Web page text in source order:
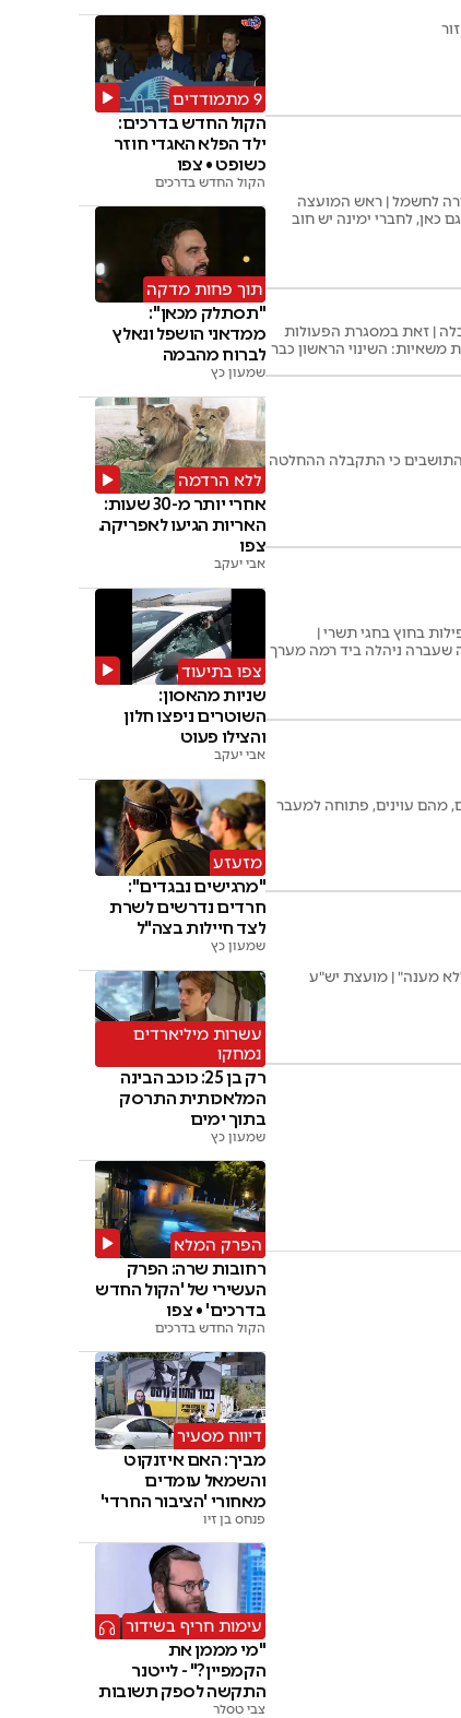
לחשמל | ראש המועצה
לחברי ימינה יש חוב
| זאת במסגרת הפעולות
משאיות: השינוי הראשון כבר
התושבים כי התקבלה ההחלטה
להתארגן לתפילות בחוץ בחגי תשרי |
שעברה ניהלה ביד רמה מערך
הדרך לכפרים הערביים, מהם עוינים, פתוחה למעבר
מענה" | מועצת יש"ע
9 מתמודדים
הקול החדש בדרכים:
ילד הפלא האגדי חוזר
כשופט • צפו
הקול החדש בדרכים
תוך פחות מדקה
"תסתלק מכאן":
ממדאני הושפל ונאלץ
לברוח מהבמה
שמעון כץ
ללא הרדמה
אחרי יותר מ-30 שעות:
האריות הגיעו לאפריקה.
צפו
אבי יעקב
צפו בתיעוד
שניות מהאסון:
השוטרים ניפצו חלון
והצילו פעוט
אבי יעקב
מזעזע
"מרגישים נבגדים":
חרדים נדרשים לשרת
לצד חיילות בצה"ל
שמעון כץ
עשרות מיליארדים
נמחקו
רק בן 25: כוכב הבינה
המלאכותית התרסק
בתוך ימים
שמעון כץ
הפרק המלא
רחובות שרה: הפרק
העשירי של 'הקול החדש
בדרכים' • צפו
הקול החדש בדרכים
דיווח מסעיר
מביך: האם איזנקוט
והשמאל עומדים
מאחורי 'הציבור החרדי'
פנחס בן זיו
עימות חריף בשידור
"מי מממן את
הקמפיין?" - לייטנר
התקשה לספק תשובות
צבי טסלר